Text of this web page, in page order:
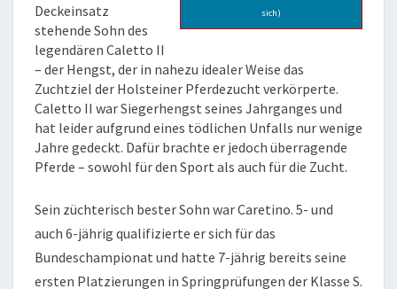
sich)
Deckeinsatz
stehende Sohn des
legendären Caletto II
– der Hengst, der in nahezu idealer Weise das
Zuchtziel der Holsteiner Pferdezucht verkörperte.
Caletto II war Siegerhengst seines Jahrganges und
hat leider aufgrund eines tödlichen Unfalls nur wenige
Jahre gedeckt. Dafür brachte er jedoch überragende
Pferde – sowohl für den Sport als auch für die Zucht.
Sein züchterisch bester Sohn war Caretino. 5- und
auch 6-jährig qualifizierte er sich für das
Bundeschampionat und hatte 7-jährig bereits seine
ersten Platzierungen in Springprüfungen der Klasse S.